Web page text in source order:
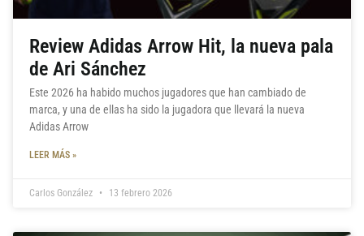
Review Adidas Arrow Hit, la nueva pala
de Ari Sánchez
Este 2026 ha habido muchos jugadores que han cambiado de
marca, y una de ellas ha sido la jugadora que llevará la nueva
Adidas Arrow
LEER MÁS »
Carlos González 13 febrero 2026